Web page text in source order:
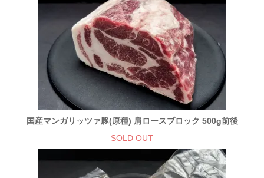
国産マンガリッツァ豚(原種) 肩ロースブロック 500g前後
SOLD OUT